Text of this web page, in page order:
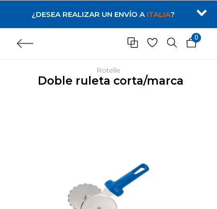
¿DESEA REALIZAR UN ENVÍO A ITALIA?
0
Rotelle
Doble ruleta corta/marca